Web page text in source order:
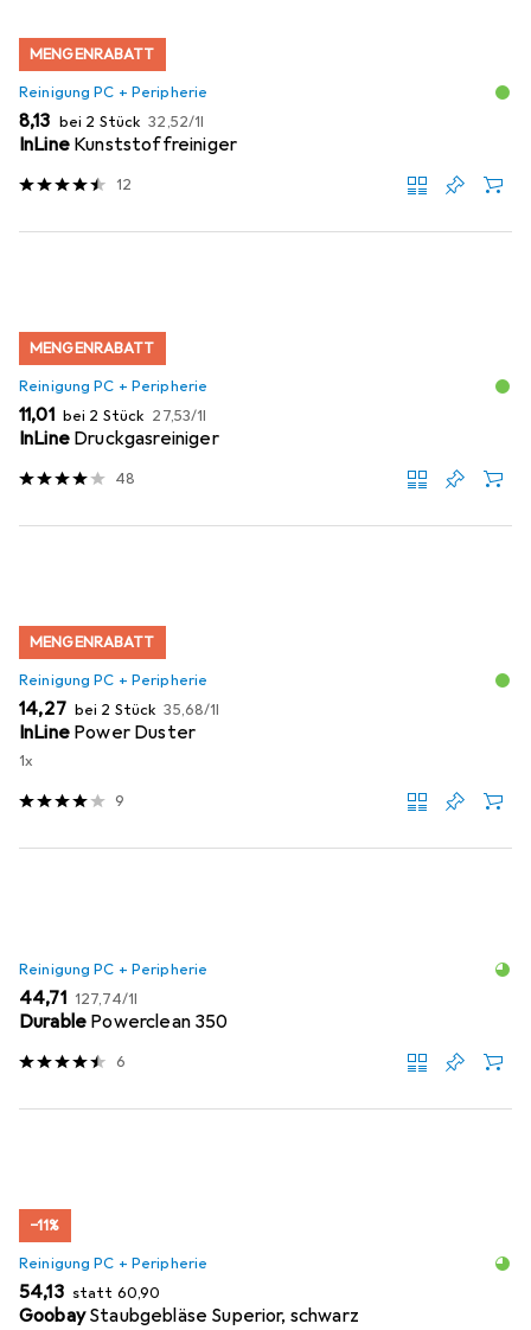
MENGENRABATT
Reinigung PC + Peripherie
EUR
8,13 bei 2 Stück EUR
32,52/1l
InLine Kunststoffreiniger
12
MENGENRABATT
Reinigung PC + Peripherie
EUR
11,01 bei 2 Stück EUR
27,53/1l
InLine Druckgasreiniger
48
MENGENRABATT
Reinigung PC + Peripherie
EUR
14,27 bei 2 Stück EUR
35,68/1l
InLine Power Duster
1x
9
Reinigung PC + Peripherie
EUR
44,71 EUR
127,74/1l
Durable Powerclean 350
6
−11%
Reinigung PC + Peripherie
EUR
54,13 statt EUR
60,90
Goobay Staubgebläse Superior, schwarz